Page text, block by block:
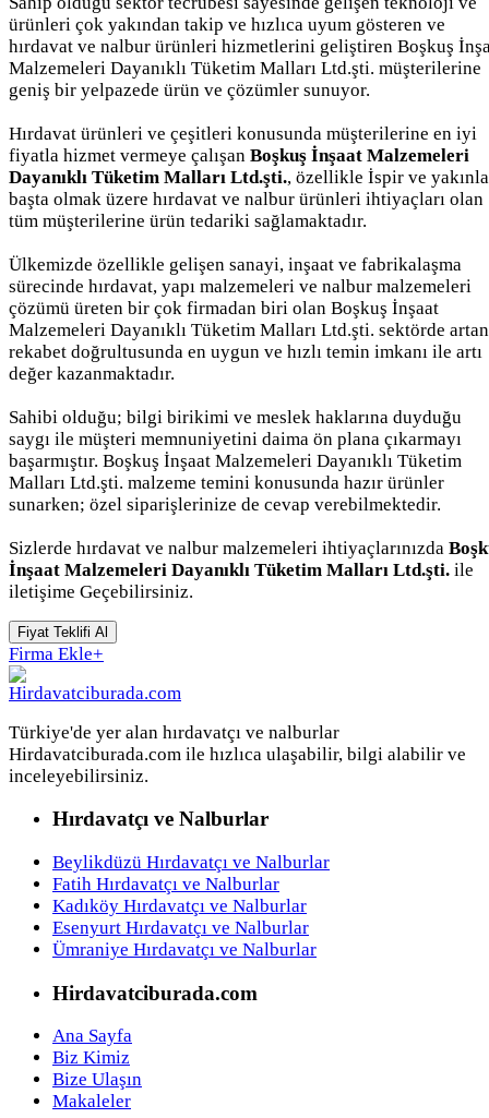
ürünleri çok yakından takip ve hızlıca uyum gösteren ve
hırdavat ve nalbur ürünleri hizmetlerini geliştiren Boşkuş
Malzemeleri Dayanıklı Tüketim Malları Ltd.şti. müşterilerine
geniş bir yelpazede ürün ve çözümler sunuyor.
Hırdavat ürünleri ve çeşitleri konusunda müşterilerine en iyi
fiyatla hizmet vermeye çalışan Boşkuş İnşaat Malzemeleri
Dayanıklı Tüketim Malları Ltd.şti., özellikle İspir ve
başta olmak üzere hırdavat ve nalbur ürünleri ihtiyaçları olan
tüm müşterilerine ürün tedariki sağlamaktadır.
Ülkemizde özellikle gelişen sanayi, inşaat ve fabrikalaşma
sürecinde hırdavat, yapı malzemeleri ve nalbur malzemeleri
çözümü üreten bir çok firmadan biri olan Boşkuş İnşaat
Malzemeleri Dayanıklı Tüketim Malları Ltd.şti. sektörde artan
rekabet doğrultusunda en uygun ve hızlı temin imkanı ile artı
değer kazanmaktadır.
Sahibi olduğu; bilgi birikimi ve meslek haklarına duyduğu
saygı ile müşteri memnuniyetini daima ön plana çıkarmayı
başarmıştır. Boşkuş İnşaat Malzemeleri Dayanıklı Tüketim
Malları Ltd.şti. malzeme temini konusunda hazır ürünler
sunarken; özel siparişlerinize de cevap verebilmektedir.
Sizlerde hırdavat ve nalbur malzemeleri ihtiyaçlarınızda
İnşaat Malzemeleri Dayanıklı Tüketim Malları Ltd.şti. ile
iletişime Geçebilirsiniz.
Fiyat Teklifi Al
Firma Ekle+
Türkiye'de yer alan hırdavatçı ve nalburlar
Hirdavatciburada.com ile hızlıca ulaşabilir, bilgi alabilir ve
inceleyebilirsiniz.
Hırdavatçı ve Nalburlar
Beylikdüzü Hırdavatçı ve Nalburlar
Fatih Hırdavatçı ve Nalburlar
Kadıköy Hırdavatçı ve Nalburlar
Esenyurt Hırdavatçı ve Nalburlar
Ümraniye Hırdavatçı ve Nalburlar
Hirdavatciburada.com
Ana Sayfa
Biz Kimiz
Bize Ulaşın
Makaleler